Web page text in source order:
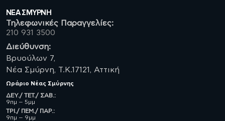
ΝΈΑ ΣΜΥΡΝΗ
Τηλεφωνικές Παραγγελίες:
210 931 3500
Διεύθυνση:
Βρυούλων 7,
Νέα Σμύρνη, Τ.Κ.17121, Αττική
Ωράριο Νέας Σμύρνης
ΔΕΥ./ ΤΕΤ./ ΣΑΒ.:
9πμ – 5μμ
ΤΡΙ./ ΠΕΜ./ ΠΑΡ.:
9πμ – 9μμ